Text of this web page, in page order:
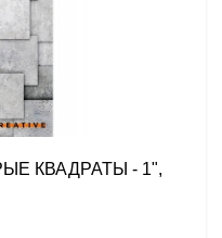
КВАДРАТЫ - 1",